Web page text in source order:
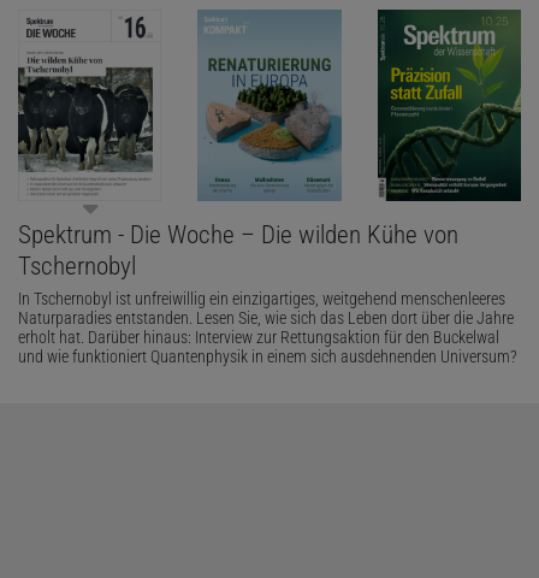
Spektrum - Die Woche – Die wilden Kühe von
Tschernobyl
In Tschernobyl ist unfreiwillig ein einzigartiges, weitgehend menschenleeres
Naturparadies entstanden. Lesen Sie, wie sich das Leben dort über die Jahre
erholt hat. Darüber hinaus: Interview zur Rettungsaktion für den Buckelwal
und wie funktioniert Quantenphysik in einem sich ausdehnenden Universum?